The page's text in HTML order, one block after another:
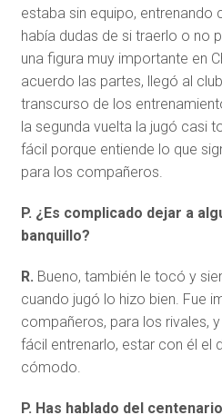
estaba sin equipo, entrenando
había dudas de si traerlo o no
una figura muy importante en
acuerdo las partes, llegó al
transcurso de los
la segunda vuelta la jugó casi
fácil porque entiende lo que
para los compañeros.
P. ¿Es complicado dejar a
banquillo?
R. Bueno, también le tocó y
cuando jugó lo hizo bien. Fue
compañeros, para los rivales,
fácil entrenarlo, estar con él el
cómodo.
P. Has hablado del